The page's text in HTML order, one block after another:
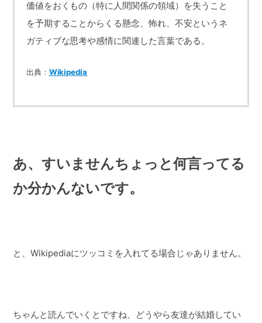
価値をおくもの（特に人間関係の領域）を失うこと
を予期することからくる懸念、怖れ、不安というネ
ガティブな思考や感情に関連した言葉である。
出典： Wikipedia
あ、すいませんちょっと何言ってる
か分かんないです。
と、Wikipediaにツッコミを入れてる場合じゃありません。
ちゃんと読んでいくとですね、どうやら友達が結婚してい